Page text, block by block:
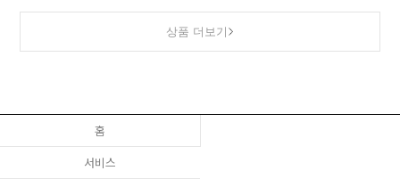
상품 더보기
홈
서비스